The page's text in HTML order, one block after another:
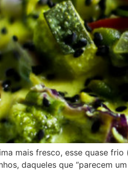
mais fresco, esse quase
daqueles que “parecem